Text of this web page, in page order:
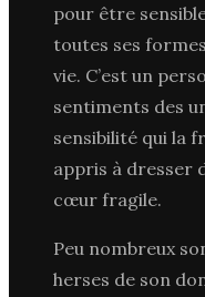
pour être
toutes ses
vie. C’est un
sentiments des
sensibilité qui la
appris à dresser
cœur fragile.
Peu nombreux
herses de son